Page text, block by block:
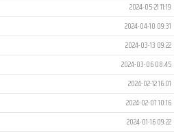
2024-05-21 11:19
2024-04-10 09:31
2024-03-13 09:22
2024-03-06 08:45
2024-02-12 16:01
2024-02-07 10:16
2024-01-16 09:22